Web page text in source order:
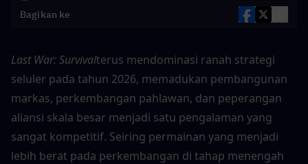
Bagikan ke
Last War: Survivalterus mendominasi ranah strategi
seluler pada tahun 2026, memadukan pembangunan
markas, perkembangan pahlawan, dan peperangan
aliansi skala besar menjadi satu pengalaman yang
sangat kompetitif. Seiring permainan yang menjadi
lebih berat pada perkembangan di tahap menengah